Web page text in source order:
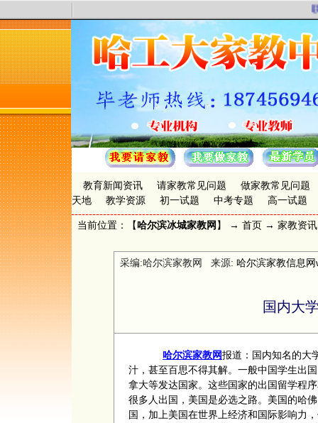
教育新闻资讯 请家教常见问题
做家教常见问题
天地
教学资源 初一试题 中考专题 高一试题
当前位置：【哈尔滨冰城家教网 】 → 首页 → 家教资讯
采编:哈尔滨家教网 来源: 哈尔滨家教信息
国内大
哈尔滨家教网报道：国内知名的大
汁，甚至百思不得其解。一般中国学生出
拿大等发达国家。这些国家的出国留学程
很多人出国，美国是必选之路。美国的哈
国，加上美国在世界上经济和国际影响力